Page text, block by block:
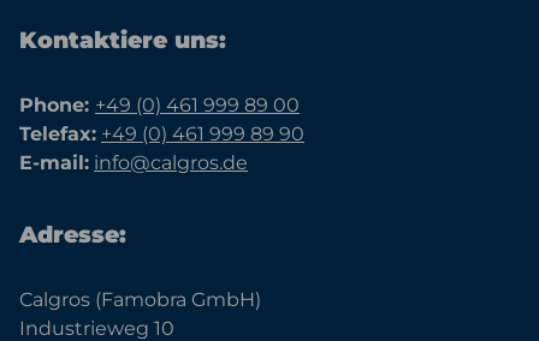
Kontaktiere uns:
Phone: +49 (0) 461 999 89 00
Telefax: +49 (0) 461 999 89 90
E-mail: info@calgros.de
Adresse:
Calgros (Famobra GmbH)
Industrieweg 10